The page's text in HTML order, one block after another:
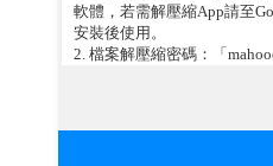
軟體，若需解壓縮App請至
安裝後使用。
2. 檔案解壓縮密碼：「